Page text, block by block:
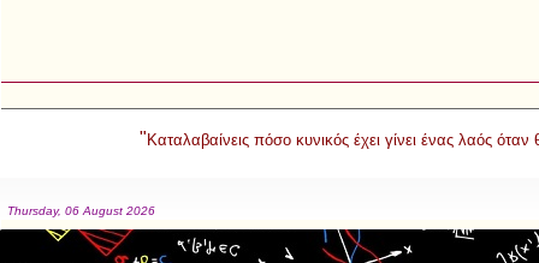
" Καταλαβαίνεις πόσο κυνικός έχει γίνει ένας λαός
Thursday, 06 August 2026